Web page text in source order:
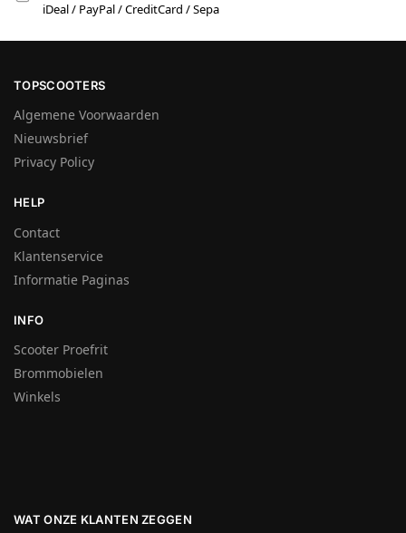
iDeal / PayPal / CreditCard / Sepa
TOPSCOOTERS
Algemene Voorwaarden
Nieuwsbrief
Privacy Policy
HELP
Contact
Klantenservice
Informatie Paginas
INFO
Scooter Proefrit
Brommobielen
Winkels
WAT ONZE KLANTEN ZEGGEN